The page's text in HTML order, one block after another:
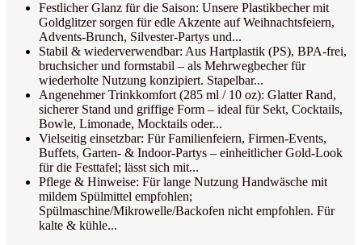
Festlicher Glanz für die Saison: Unsere Plastikbecher mit
Goldglitzer sorgen für edle Akzente auf Weihnachtsfeiern,
Advents-Brunch, Silvester-Partys und...
Stabil & wiederverwendbar: Aus Hartplastik (PS), BPA-frei,
bruchsicher und formstabil – als Mehrwegbecher für
wiederholte Nutzung konzipiert. Stapelbar...
Angenehmer Trinkkomfort (285 ml / 10 oz): Glatter Rand,
sicherer Stand und griffige Form – ideal für Sekt, Cocktails,
Bowle, Limonade, Mocktails oder...
Vielseitig einsetzbar: Für Familienfeiern, Firmen-Events,
Buffets, Garten- & Indoor-Partys – einheitlicher Gold-Look
für die Festtafel; lässt sich mit...
Pflege & Hinweise: Für lange Nutzung Handwäsche mit
mildem Spülmittel empfohlen;
Spülmaschine/Mikrowelle/Backofen nicht empfohlen. Für
kalte & kühle...